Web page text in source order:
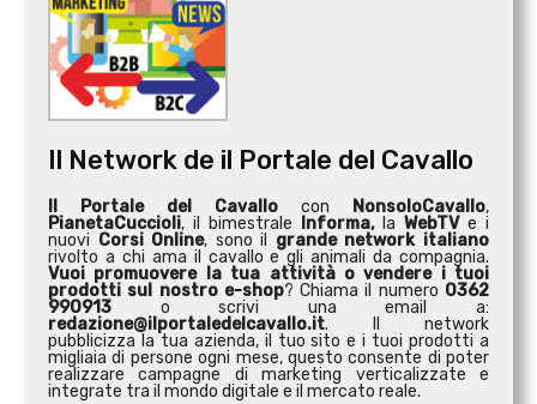
Il Network de il Portale del Cavallo
Il Portale del Cavallo con NonsoloCavallo,
PianetaCuccioli, il bimestrale Informa,laWebTVe i
nuovi Corsi Online, sono il grande network italiano
rivolto a chi ama il cavallo e gli animali da compagnia.
Vuoi promuovere la tua attività ovendere i tuoi
prodotti sul nostro e-shop? Chiama il numero 0362
990913 o scrivi una email a:
redazione@ilportaledelcavallo.it. Il network
pubblicizza la tua azienda, il tuo sito e i tuoi prodotti a
migliaia di persone ogni mese, questo consente di poter
realizzare campagne di marketing verticalizzate e
integrate tra il mondo digitale e il mercato reale.